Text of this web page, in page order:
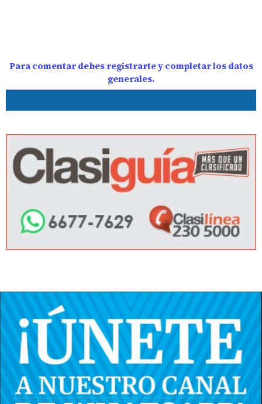
Para comentar debes registrarte y completar los datos
generales.